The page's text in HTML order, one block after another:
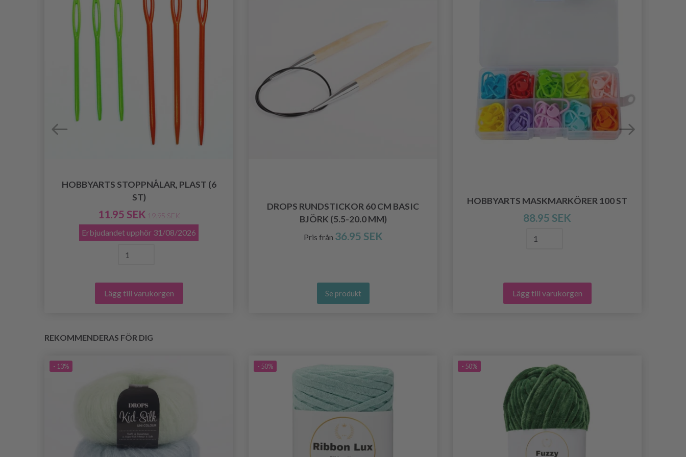
HOBBYARTS STOPPNÅLAR, PLAST (6
ST)
11.95 SEK 19.95 SEK
Erbjudandet upphör 31/08/2026
Lägg till varukorgen
DROPS RUNDSTICKOR 60 CM BASIC
BJÖRK (5.5-20.0 MM)
Pris från 36.95 SEK
Se produkt
HOBBYARTS MASKMARKÖRER 100 ST
88.95 SEK
Lägg till varukorgen
REKOMMENDERAS FÖR DIG
- 13% - 50% - 50%